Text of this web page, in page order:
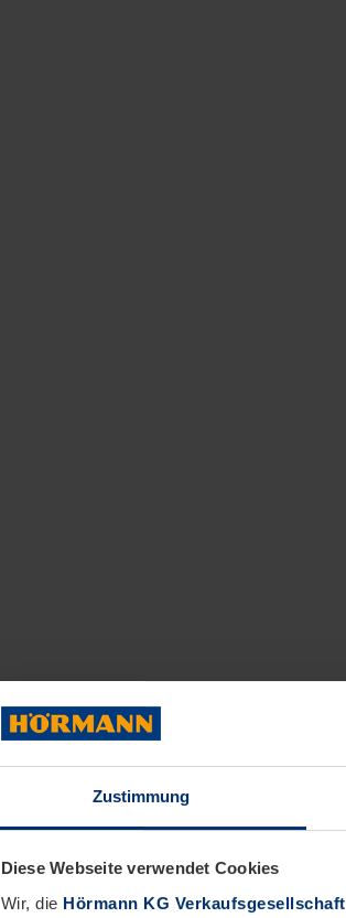
Zustimmung
Diese Webseite verwendet Cookies
Wir, die Hörmann KG Verkaufsgesellschaft